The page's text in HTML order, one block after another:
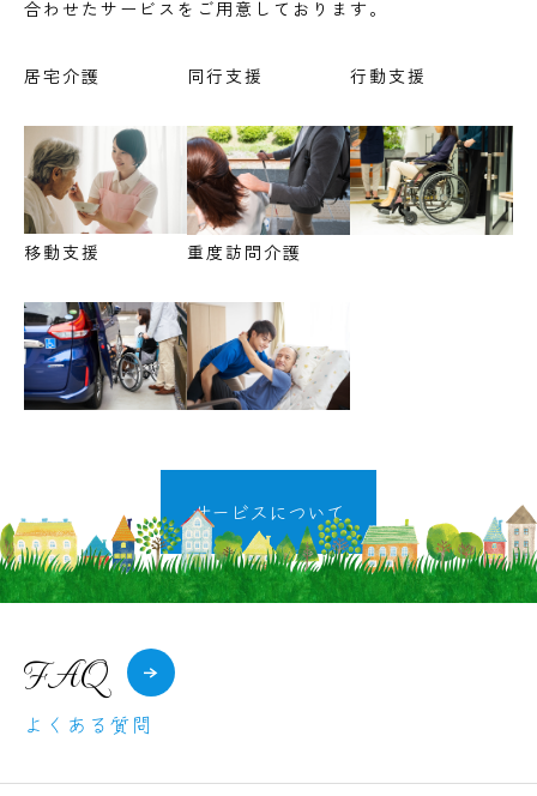
合わせたサービスをご用意しております。
居宅介護 同行支援 行動支援
移動支援 重度訪問介護
サービスについて
FAQ
よくある質問